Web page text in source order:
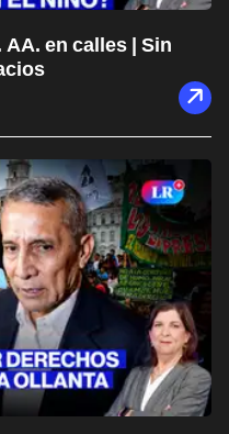
en calles | Sin